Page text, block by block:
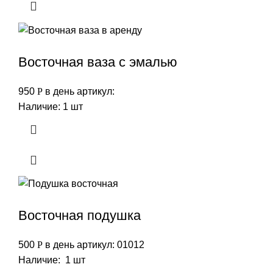
Восточная ваза с эмалью
950 Р в день артикул:
Наличие: 1 шт
Восточная подушка
500 Р в день артикул: 01012
Наличие: 1 шт